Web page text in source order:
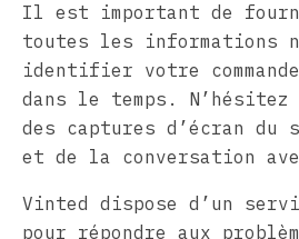
Il est important de
toutes les informations
identifier votre
dans le temps.
des captures d’écran
et de la conversation
Vinted dispose d’un
pour répondre aux